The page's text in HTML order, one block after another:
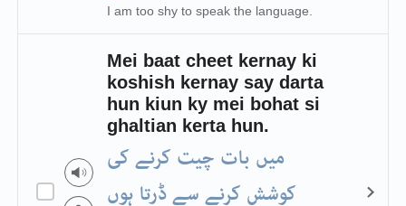
I am too shy to speak the language.
Mei baat cheet kernay ki
koshish kernay say darta
hun kiun ky mei bohat si
ghaltian kerta hun.
میں بات چیت کرنے کی
کوشش کرنے سے ڈرتا ہوں